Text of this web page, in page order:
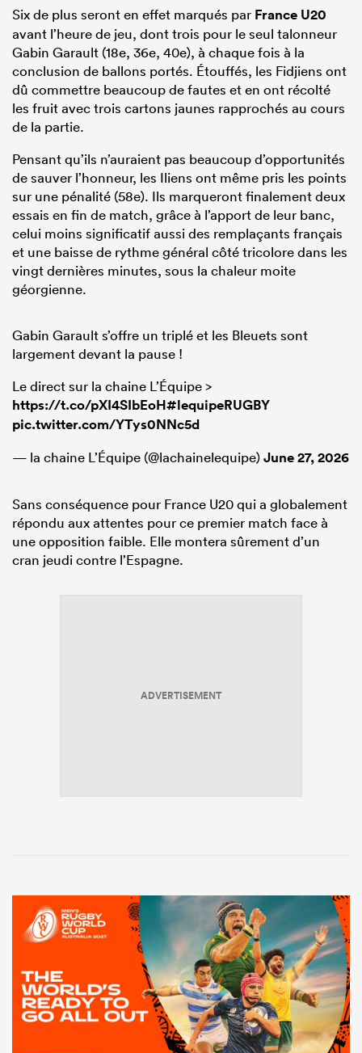
Six de plus seront en effet marqués par France U20
avant l’heure de jeu, dont trois pour le seul talonneur
Gabin Garault (18e, 36e, 40e), à chaque fois à la
conclusion de ballons portés. Étouffés, les Fidjiens ont
dû commettre beaucoup de fautes et en ont récolté
les fruit avec trois cartons jaunes rapprochés au cours
de la partie.
Pensant qu’ils n’auraient pas beaucoup d’opportunités
de sauver l’honneur, les Iliens ont même pris les points
sur une pénalité (58e). Ils marqueront finalement deux
essais en fin de match, grâce à l’apport de leur banc,
celui moins significatif aussi des remplaçants français
et une baisse de rythme général côté tricolore dans les
vingt dernières minutes, sous la chaleur moite
géorgienne.
Gabin Garault s’offre un triplé et les Bleuets sont
largement devant la pause !
Le direct sur la chaine L’Équipe >
https://t.co/pXI4SIbEoH#lequipeRUGBY
pic.twitter.com/YTys0NNc5d
— la chaine L’Équipe (@lachainelequipe)June 27, 2026
Sans conséquence pour France U20 qui a globalement
répondu aux attentes pour ce premier match face à
une opposition faible. Elle montera sûrement d’un
cran jeudi contre l’Espagne.
ADVERTISEMENT